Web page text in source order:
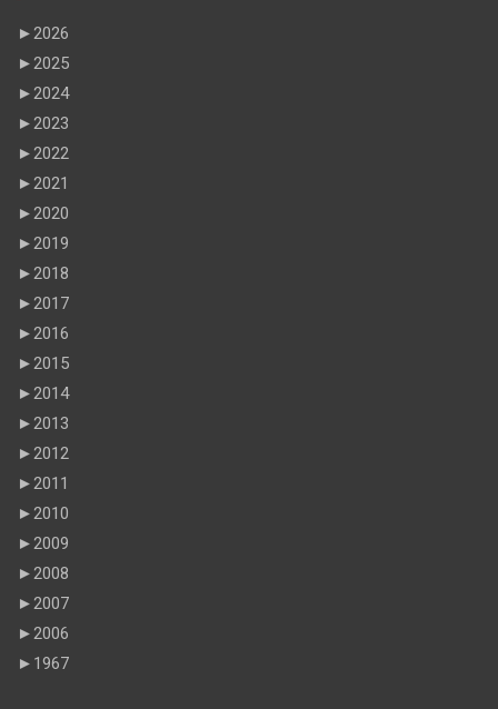
► 2026
► 2025
► 2024
► 2023
► 2022
► 2021
► 2020
► 2019
► 2018
► 2017
► 2016
► 2015
► 2014
► 2013
► 2012
► 2011
► 2010
► 2009
► 2008
► 2007
► 2006
► 1967